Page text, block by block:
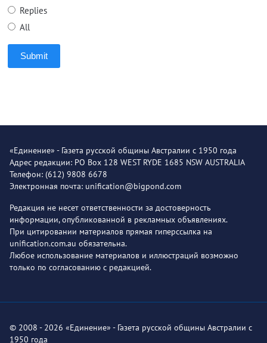
Replies
All
Submit
«Единение» - Газета русской общины Австралии с 1950 года
Адрес редакции: PO Box 128 WEST RYDE 1685 NSW AUSTRALIA
Телефон: (612) 9808 6678
Электронная почта: unification@bigpond.com
Редакция не несет ответственности за достоверность
информации, опубликованной в рекламных объявлениях.
При цитировании материалов прямая гиперссылка на
unification.com.au обязательна.
Любое использование материалов и иллюстраций возможно
только по согласованию с редакцией.
© 2008 - 2026 «Единение» - Газета русской общины Австралии с
1950 года